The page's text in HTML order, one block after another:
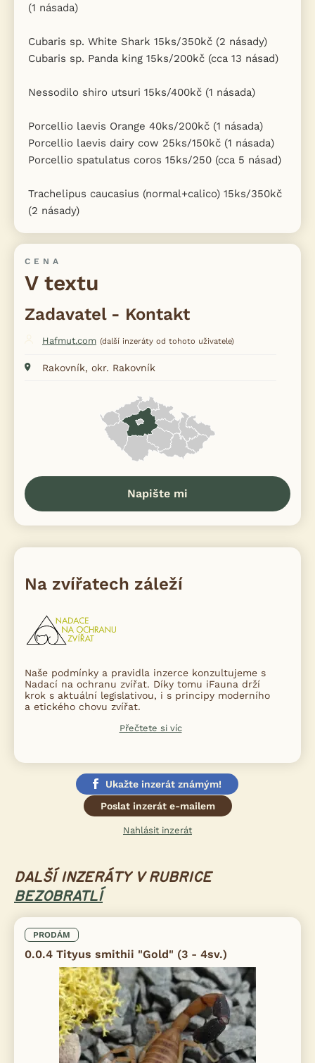
(1 násada)
Cubaris sp. White Shark 15ks/350kč (2 násady)
Cubaris sp. Panda king 15ks/200kč (cca 13 násad)
Nessodilo shiro utsuri 15ks/400kč (1 násada)
Porcellio laevis Orange 40ks/200kč (1 násada)
Porcellio laevis dairy cow 25ks/150kč (1 násada)
Porcellio spatulatus coros 15ks/250 (cca 5 násad)
Trachelipus caucasius (normal+calico) 15ks/350kč
(2 násady)
CENA
V textu
Zadavatel - Kontakt
Hafmut.com (další inzeráty od tohoto uživatele)
Rakovník, okr. Rakovník
Napište mi
Na zvířatech záleží
Naše podmínky a pravidla inzerce konzultujeme s
Nadací na ochranu zvířat. Díky tomu iFauna drží
krok s aktuální legislativou, i s principy moderního
a etického chovu zvířat.
Přečtete si víc
Ukažte inzerát známým!
Poslat inzerát e-mailem
Nahlásit inzerát
DALŠÍ INZERÁTY V RUBRICE
BEZOBRATLÍ
PRODÁM
0.0.4 Tityus smithii "Gold" (3 - 4sv.)